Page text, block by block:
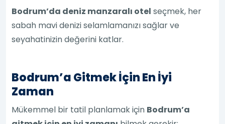
Bodrum’da deniz manzaralı otel seçmek, her
sabah mavi denizi selamlamanızı sağlar ve
seyahatinizin değerini katlar.
Bodrum’a Gitmek İçin En İyi
Zaman
Mükemmel bir tatil planlamak için Bodrum’a